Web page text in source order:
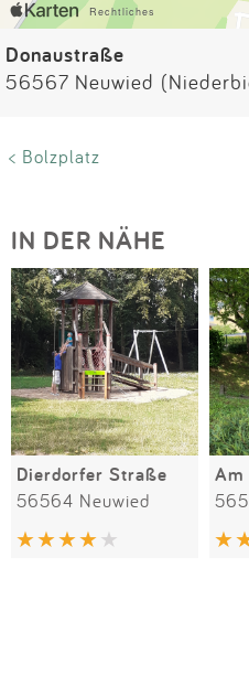
Donaustraße
56567 Neuwied
< Bolzplatz
IN DER NÄHE
Dierdorfer Straße
56564 Neuwied
Am